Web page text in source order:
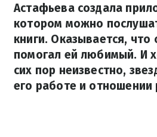
Астафьева создала
котором можно
книги. Оказывается, что
помогал ей любимый. И
сих пор неизвестно,
его работе и отношении